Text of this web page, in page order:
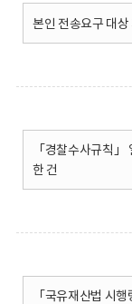
본인 전송요구 대
「경찰수사규칙
한 건
「국유재산법 시